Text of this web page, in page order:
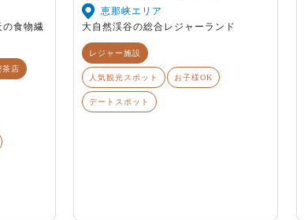
食物繊
茶店
恵那峡エリア
大自然渓谷の総合レジャーランド
レジャー施設
人気観光スポット お子様OK
デートスポット